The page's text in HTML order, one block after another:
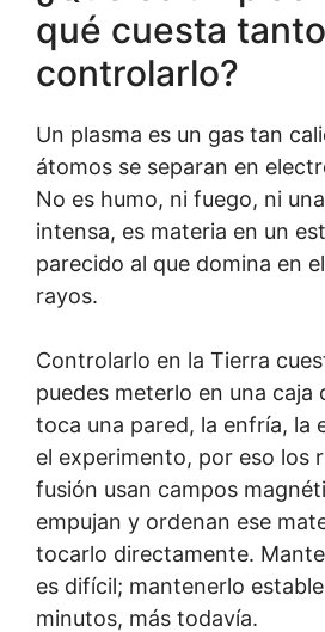
qué cuesta tanto
controlarlo?
Un plasma es un gas tan
átomos se separan en
No es humo, ni fuego, ni
intensa, es materia en un
parecido al que domina en
rayos.
Controlarlo en la Tierra
puedes meterlo en una caja
toca una pared, la enfría, la
el experimento, por eso los
fusión usan campos
empujan y ordenan ese
tocarlo directamente.
es difícil; mantenerlo
minutos, más todavía.